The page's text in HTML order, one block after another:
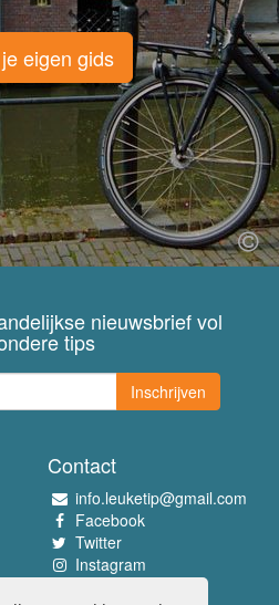
eigen gids
nieuwsbrief vol
tips
Inschrijven
Contact
info.leuketip@gmail.com
Facebook
Twitter
Instagram